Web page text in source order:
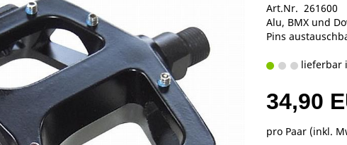
Art.Nr. 261600
Alu, BMX und
Pins
lieferbar
34,90
pro Paar (inkl.